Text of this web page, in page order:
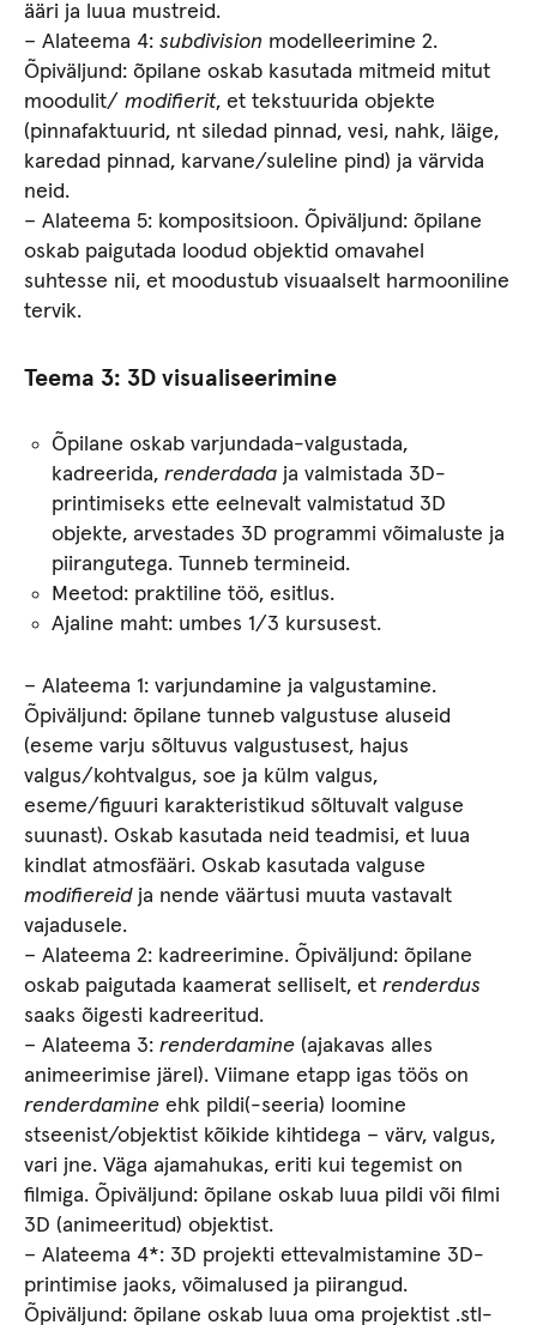
ääri ja luua mustreid.
– Alateema 4: subdivision modelleerimine 2.
Õpiväljund: õpilane oskab kasutada mitmeid mitut
moodulit/ modifierit, et tekstuurida objekte
(pinnafaktuurid, nt siledad pinnad, vesi, nahk, läige,
karedad pinnad, karvane/suleline pind) ja värvida
neid.
– Alateema 5: kompositsioon. Õpiväljund: õpilane
oskab paigutada loodud objektid omavahel
suhtesse nii, et moodustub visuaalselt harmooniline
tervik.
Teema 3: 3D visualiseerimine
Õpilane oskab varjundada-valgustada,
kadreerida, renderdadaja valmistada 3D-
printimiseks ette eelnevalt valmistatud 3D
objekte, arvestades 3D programmi võimaluste ja
piirangutega. Tunneb termineid.
Meetod: praktiline töö, esitlus.
Ajaline maht: umbes 1/3 kursusest.
– Alateema 1: varjundamine ja valgustamine.
Õpiväljund: õpilane tunneb valgustuse aluseid
(eseme varju sõltuvus valgustusest, hajus
valgus/kohtvalgus, soe ja külm valgus,
eseme/figuuri karakteristikud sõltuvalt valguse
suunast). Oskab kasutada neid teadmisi, et luua
kindlat atmosfääri. Oskab kasutada valguse
modifiereidja nende väärtusi muuta vastavalt
vajadusele.
– Alateema 2: kadreerimine. Õpiväljund: õpilane
oskab paigutada kaamerat selliselt, et renderdus
saaks õigesti kadreeritud.
– Alateema 3: renderdamine (ajakavas alles
animeerimise järel). Viimane etapp igas töös on
renderdamine ehk pildi(-seeria) loomine
stseenist/objektist kõikide kihtidega – värv, valgus,
vari jne. Väga ajamahukas, eriti kui tegemist on
filmiga. Õpiväljund: õpilane oskab luua pildi või filmi
3D (animeeritud) objektist.
– Alateema 4*: 3D projekti ettevalmistamine 3D-
printimise jaoks, võimalused ja piirangud.
Õpiväljund: õpilane oskab luua oma projektist .stl-